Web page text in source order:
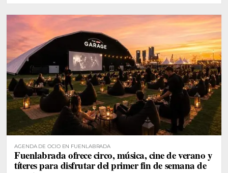
AGENDA DE OCIO EN FUENLABRADA
Fuenlabrada ofrece circo, música, cine de verano y
títeres para disfrutar del primer fin de semana de